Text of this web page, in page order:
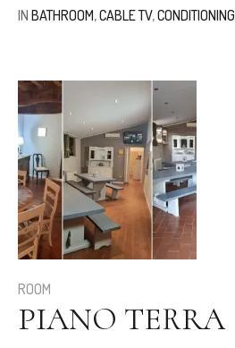
IN BATHROOM,CABLE TV,CONDITIONING
ROOM
PIANO TERRA